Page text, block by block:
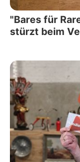
"Bares für
stürzt beim